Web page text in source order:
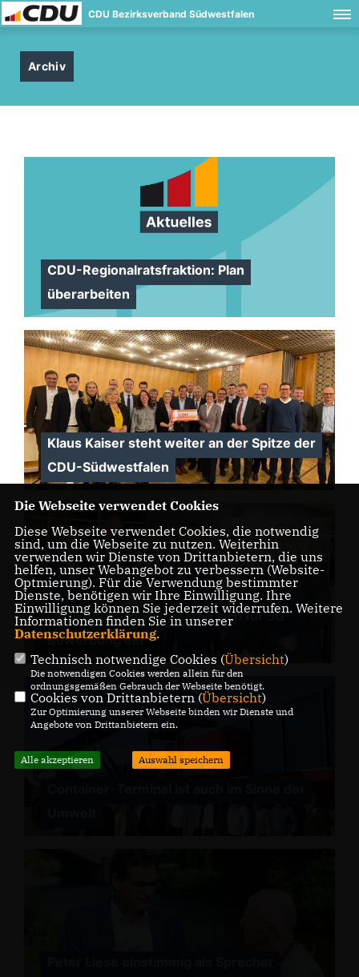
CDU Bezirksverband Südwestfalen
Archiv
CDU-Regionalratsfraktion: Plan
überarbeiten
Klaus Kaiser steht weiter an der Spitze der
CDU-Südwestfalen
CDU-Abgeordnete setzen sich für 5G-
Bewerbung ein
Die Webseite verwendet Cookies
Diese Webseite verwendet Cookies, die notwendig
sind, um die Webseite zu nutzen. Weiterhin
verwenden wir Dienste von Drittanbietern, die uns
helfen, unser Webangebot zu verbessern (Website-
Optmierung). Für die Verwendung bestimmter
Dienste, benötigen wir Ihre Einwilligung. Ihre
Einwilligung können Sie jederzeit widerrufen. Weitere
Informationen finden Sie in unserer
Datenschutzerklärung.
Technisch notwendige Cookies (Übersicht)
Die notwendigen Cookies werden allein für den
ordnungsgemäßen Gebrauch der Webseite benötigt.
Cookies von Drittanbietern (Übersicht)
Zur Optimierung unserer Webseite binden wir Dienste und
Angebote von Drittanbietern ein.
Alle akzeptieren Auswahl speichern